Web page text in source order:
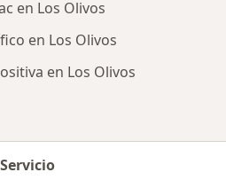
en Los Olivos
en Los Olivos
en Los Olivos
Servicio